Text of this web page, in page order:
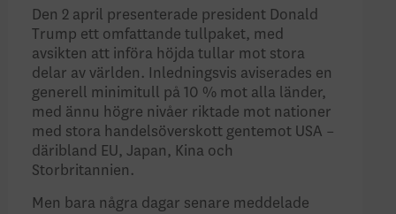
Den 2 april presenterade president Donald
Trump ett omfattande tullpaket, med
avsikten att införa höjda tullar mot stora
delar av världen. Inledningsvis aviserades en
generell minimitull på 10 % mot alla länder,
med ännu högre nivåer riktade mot nationer
med stora handelsöverskott gentemot USA –
däribland EU, Japan, Kina och
Storbritannien.
Men bara några dagar senare meddelade